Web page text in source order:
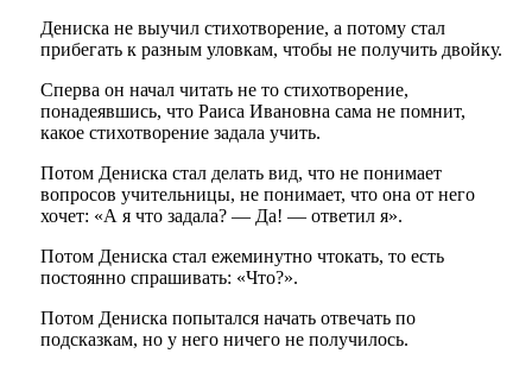
Дениска не выучил стихотворение, а потому стал
прибегать к разным уловкам, чтобы не получить двойку.
Сперва он начал читать не то стихотворение,
понадеявшись, что Раиса Ивановна сама не помнит,
какое стихотворение задала учить.
Потом Дениска стал делать вид, что не понимает
вопросов учительницы, не понимает, что она от него
хочет: «А я что задала? — Да! — ответил я».
Потом Дениска стал ежеминутно чтокать, то есть
постоянно спрашивать: «Что?».
Потом Дениска попытался начать отвечать по
подсказкам, но у него ничего не получилось.